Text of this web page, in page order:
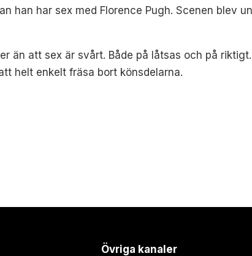
han har sex med Florence Pugh. Scenen blev
än att sex är svårt. Både på låtsas och på
helt enkelt fräsa bort könsdelarna.
Övriga kanaler